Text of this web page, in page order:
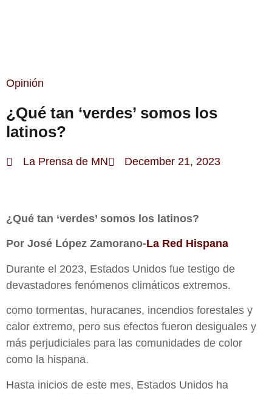
Opinión
¿Qué tan ‘verdes’ somos los
latinos?
La Prensa de MN December 21, 2023
¿Qué tan ‘verdes’ somos los latinos?
Por José López Zamorano-La Red Hispana
Durante el 2023, Estados Unidos fue testigo de
devastadores fenómenos climáticos extremos.
como tormentas, huracanes, incendios forestales y
calor extremo, pero sus efectos fueron desiguales y
más perjudiciales para las comunidades de color
como la hispana.
Hasta inicios de este mes, Estados Unidos ha